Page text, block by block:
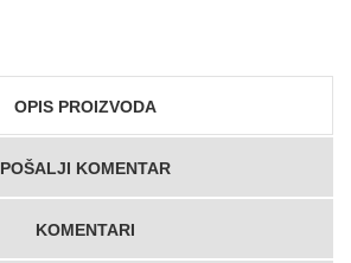
OPIS PROIZVODA
POŠALJI KOMENTAR
KOMENTARI